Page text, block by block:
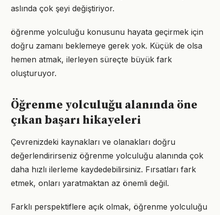
aslında çok şeyi değiştiriyor.
öğrenme yolculuğu konusunu hayata geçirmek için
doğru zamanı beklemeye gerek yok. Küçük de olsa
hemen atmak, ilerleyen süreçte büyük fark
oluşturuyor.
Öğrenme yolculuğu alanında öne
çıkan başarı hikayeleri
Çevrenizdeki kaynakları ve olanakları doğru
değerlendirirseniz öğrenme yolculuğu alanında çok
daha hızlı ilerleme kaydedebilirsiniz. Fırsatları fark
etmek, onları yaratmaktan az önemli değil.
Farklı perspektiflere açık olmak, öğrenme yolculuğu